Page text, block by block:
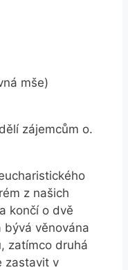
mše)
zájemcům o.
z našich
končí o dvě
bývá věnována
zatímco druhá
zastavit v